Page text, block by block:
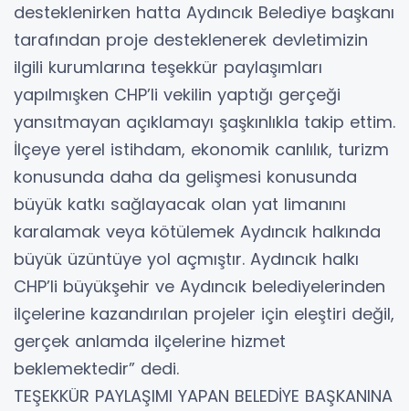
desteklenirken hatta Aydıncık Belediye başkanı
tarafından proje desteklenerek devletimizin
ilgili kurumlarına teşekkür paylaşımları
yapılmışken CHP’li vekilin yaptığı gerçeği
yansıtmayan açıklamayı şaşkınlıkla takip ettim.
İlçeye yerel istihdam, ekonomik canlılık, turizm
konusunda daha da gelişmesi konusunda
büyük katkı sağlayacak olan yat limanını
karalamak veya kötülemek Aydıncık halkında
büyük üzüntüye yol açmıştır. Aydıncık halkı
CHP’li büyükşehir ve Aydıncık belediyelerinden
ilçelerine kazandırılan projeler için eleştiri değil,
gerçek anlamda ilçelerine hizmet
beklemektedir” dedi.
TEŞEKKÜR PAYLAŞIMI YAPAN BELEDİYE BAŞKANINA